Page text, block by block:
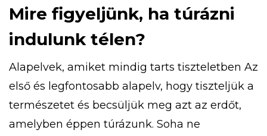
Mire figyeljünk, ha túrázni
indulunk télen?
Alapelvek, amiket mindig tarts tiszteletben Az
első és legfontosabb alapelv, hogy tiszteljük a
természetet és becsüljük meg azt az erdőt,
amelyben éppen túrázunk. Soha ne